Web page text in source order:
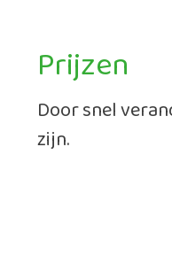
Prijzen
Door snel
zijn.